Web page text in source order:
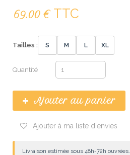
69.00 €TTC
Tailles : S M L XL
Quantité
Ajouter au panier
Ajouter à ma liste d'envies
Livraison estimée sous 48h-72h ouvrées.